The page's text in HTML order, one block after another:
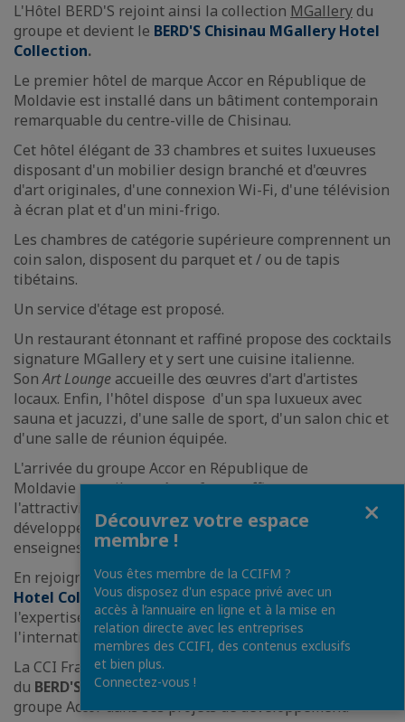
L'Hôtel BERD'S rejoint ainsi la collection MGallerydu
groupe et devient le BERD'S Chisinau MGallery Hotel
Collection.
Le premier hôtel de marque Accor en République de
Moldavie est installé dans un bâtiment contemporain
remarquable du centre-ville de Chisinau.
Cet hôtel élégant de 33 chambres et suites luxueuses
disposant d'un mobilier design branché et d'œuvres
d'art originales, d'une connexion Wi-Fi, d'une télévision
à écran plat et d'un mini-frigo.
Les chambres de catégorie supérieure comprennent un
coin salon, disposent du parquet et / ou de tapis
tibétains.
Un service d'étage est proposé.
Un restaurant étonnant et raffiné propose des cocktails
signature MGallery et y sert une cuisine italienne.
SonArt Lounge accueille des œuvres d'art d'artistes
locaux. Enfin, l'hôtel dispose d'un spa luxueux avec
sauna et jacuzzi, d'une salle de sport, d'un salon chic et
d'une salle de réunion équipée.
L'arrivée du groupe Accor en République de
Moldavie contribuera à renforcer efficacement
l'attractivité du pays et le groupe est attaché à y
développer sa présence à l'avenir avec d'autres
enseignes.
En rejoignant le groupe, leBERD'S Chisinau MGallery
Hotel Collection.va profiter de la notoriété et de
l'expertise du groupe Accor et développer son image à
l'international.
La CCI France Moldavie souhaite plein succès à l'équipe
du BERD'S Chisinau MGallery Hotel Collection
groupe Accor dans ses projets de développement.
Découvrez votre espace
membre !
Vous êtes membre de la CCIFM ?
Vous disposez d'un espace privé avec un
accès à l’annuaire en ligne et à la mise en
relation directe avec les entreprises
membres des CCIFI, des contenus exclusifs
et bien plus.
Connectez-vous !